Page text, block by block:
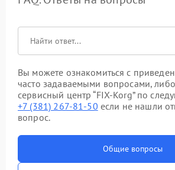
Вы можете ознакомиться с
часто задаваемыми вопросами,
сервисный центр “FIX-Korg” по
+7 (381) 267-81-50 если не нашли
вопрос.
Общие вопросы